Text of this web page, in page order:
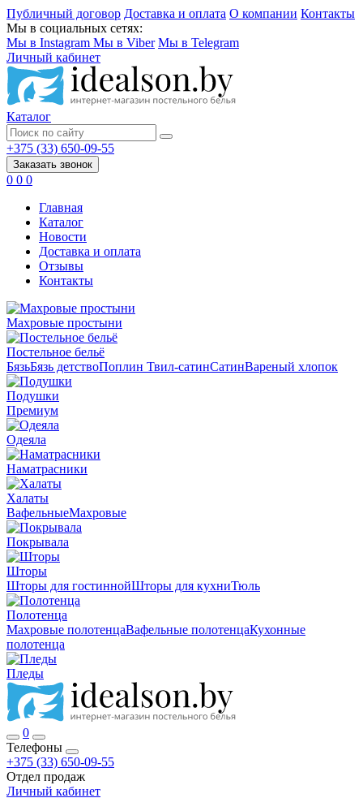
Публичный договор Доставка и оплата О компании Контакты
Мы в социальных сетях:
Мы в Instagram Мы в Viber Мы в Telegram
Личный кабинет
Каталог
+375 (33) 650-09-55
Заказать звонок
0 0 0
Главная
Каталог
Новости
Доставка и оплата
Отзывы
Контакты
Махровые простыни
Постельное бельё
БязьБязь детствоПоплин Твил-сатинСатинВареный хлопок
Подушки
Премиум
Одеяла
Наматрасники
Халаты
ВафельныеМахровые
Покрывала
Шторы
Шторы для гостиннойШторы для кухниТюль
Полотенца
Махровые полотенцаВафельные полотенцаКухонные
полотенца
Пледы
0
Телефоны
+375 (33) 650-09-55
Отдел продаж
Личный кабинет